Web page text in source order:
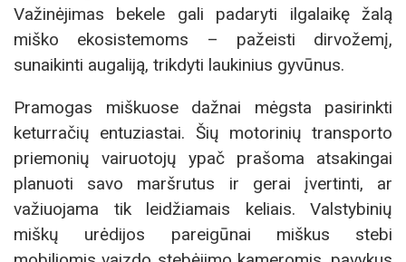
Važinėjimas bekele gali padaryti ilgalaikę žalą
miško ekosistemoms – pažeisti dirvožemį,
sunaikinti augaliją, trikdyti laukinius gyvūnus.
Pramogas miškuose dažnai mėgsta pasirinkti
keturračių entuziastai. Šių motorinių transporto
priemonių vairuotojų ypač prašoma atsakingai
planuoti savo maršrutus ir gerai įvertinti, ar
važiuojama tik leidžiamais keliais. Valstybinių
miškų urėdijos pareigūnai miškus stebi